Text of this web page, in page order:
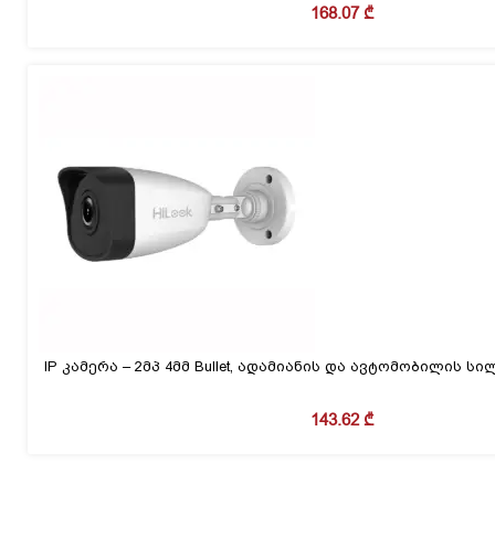
168.07₾
IP კამერა – 2მპ 4მმ Bullet, ადამიანის და ავტომობილის
143.62₾